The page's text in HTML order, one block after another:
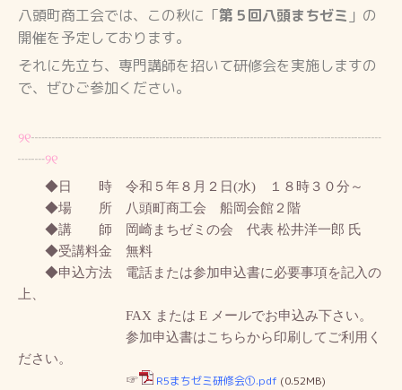
八頭町商工会では、この秋に「第５回八頭まちゼミ 」の
開催を予定しております。
それに先立ち、専門講師を招いて研修会を実施しますの
で、ぜひご参加ください。
୨୧┈┈┈┈┈┈┈┈┈┈┈┈┈┈┈┈┈┈┈┈┈┈┈┈┈┈
┈┈୨୧
◆日 時 令和５年８月２日(水) １８時３０分～
◆場 所 八頭町商工会 船岡会館２階
◆講 師 岡崎まちゼミの会 代表 松井洋一郎 氏
◆受講料金 無料
◆申込方法 電話または参加申込書に必要事項を記入の
上、
FAX または E メールでお申込み下さい。
参加申込書はこちらから印刷してご利用く
ださい。
☞
R5まちゼミ研修会①.pdf (0.52MB)